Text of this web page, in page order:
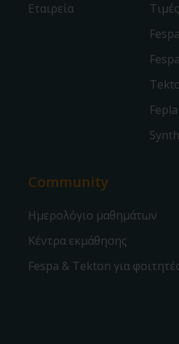
Εταιρεία
Τιμές
Fepla
Community
Ημερολόγιο μαθημάτων
Κέντρα εκμάθησης
Fespa & Tekton για